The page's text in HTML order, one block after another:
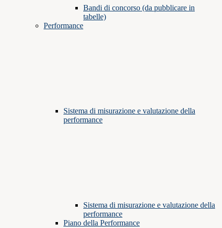
Bandi di concorso (da pubblicare in
tabelle)
Performance
Sistema di misurazione e valutazione della
performance
Sistema di misurazione e valutazione della
performance
Piano della Performance